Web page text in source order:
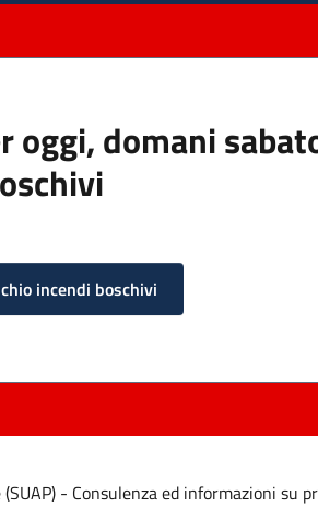
domani
incendi boschivi
- Consulenza ed informazioni su